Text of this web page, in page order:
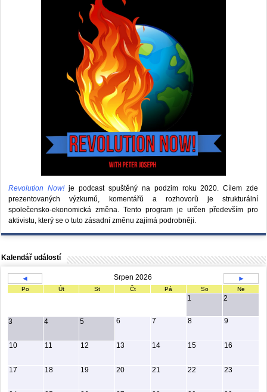
Revolution Now! je podcast spuštěný na podzim roku 2020.Cílem zde
prezentovaných výzkumů, komentářů a rozhovorů je strukturální
společensko-ekonomická změna. Tento program je určen především pro
aktivistu, který se o tuto zásadní změnu zajímá podrobněji.
Kalendář událostí
◄ Srpen 2026 ►
Po Út St Čt Pá So Ne
1 2
3 4 5 6 7 8 9
10 11 12 13 14 15 16
17 18 19 20 21 22 23